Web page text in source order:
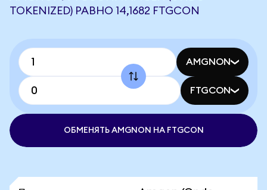
TOKENIZED) РАВНО 14,1682 FTGCON
AMGNON
FTGCON
ОБМЕНЯТЬ AMGNON НА FTGCON